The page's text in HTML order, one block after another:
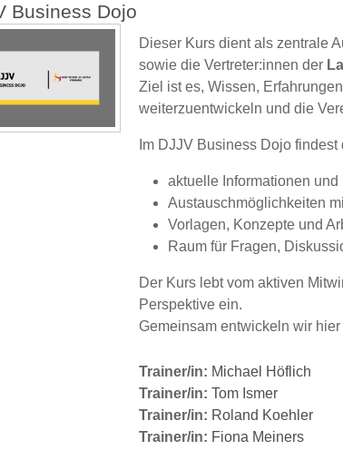
Business Dojo
Dieser Kurs dient als zentrale
sowie die Vertreter:innen der
Ziel ist es, Wissen,
weiterzuentwickeln und die
Im DJJV Business Dojo findest
aktuelle Informationen
Austauschmöglichkeiten
Vorlagen, Konzepte und
Raum für Fragen,
Der Kurs lebt vom aktiven
Perspektive ein.
Gemeinsam entwickeln wir
Trainer/in: Michael Höflich
Trainer/in: Tom Ismer
Trainer/in: Roland Koehler
Trainer/in: Fiona Meiners